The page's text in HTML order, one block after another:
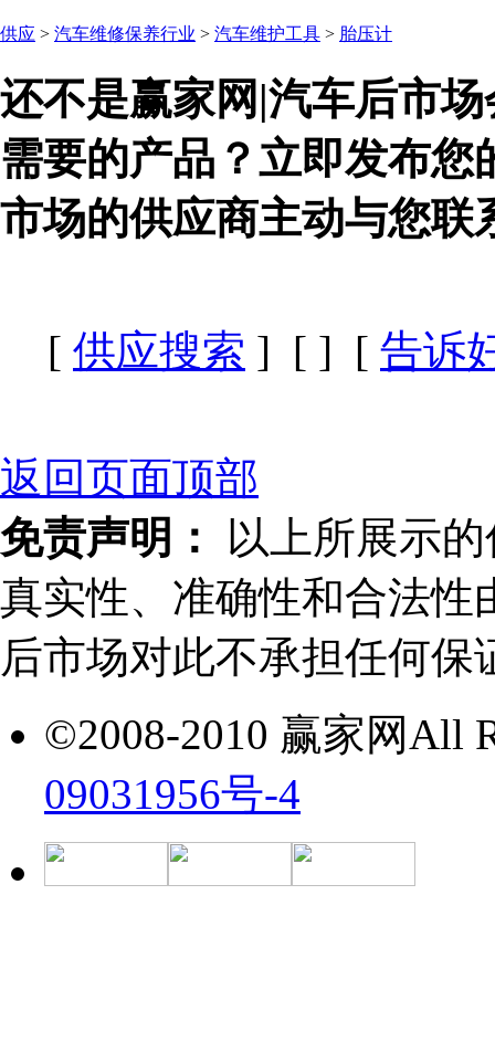
供应 > 汽车维修保养行业 > 汽车维护工具 > 胎压计
还不是赢家网|汽车后市场
需要的产品？立即发布您
市场的供应商主动与您联
[ 供应搜索 ] [ ] [ 告诉
返回页面顶部
免责声明：
以上所展示
真实性、准确性和合法性
后市场对此不承担任何保
©2008-2010 赢家网All
09031956号-4